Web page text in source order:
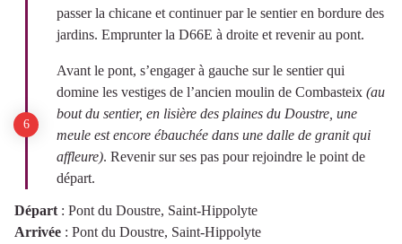
passer la chicane et continuer par le sentier en bordure des
jardins. Emprunter la D66E à droite et revenir au pont.
Avant le pont, s’engager à gauche sur le sentier qui
domine les vestiges de l’ancien moulin de Combasteix (au
bout du sentier, en lisière des plaines du Doustre, une
meule est encore ébauchée dans une dalle de granit qui
affleure). Revenir sur ses pas pour rejoindre le point de
départ.
Départ : Pont du Doustre, Saint-Hippolyte
Arrivée : Pont du Doustre, Saint-Hippolyte